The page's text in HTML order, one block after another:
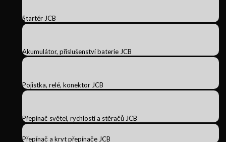
Startér JCB
Akumulátor, příslušenství baterie JCB
Pojistka, relé, konektor JCB
Přepínač světel, rychlosti a stěračů JCB
Přepínač a kryt přepínače JCB